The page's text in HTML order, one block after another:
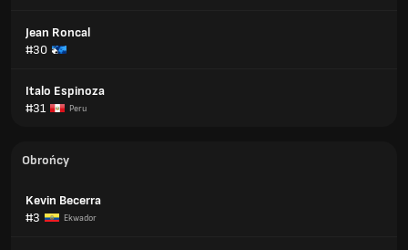
Jean Roncal
#30
Italo Espinoza
#31
Peru
Obrońcy
Kevin Becerra
#3
Ekwador